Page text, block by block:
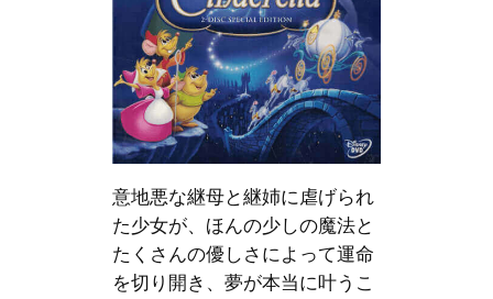
意地悪な継母と継姉に虐げられ
た少女が、ほんの少しの魔法と
たくさんの優しさによって運命
を切り開き、夢が本当に叶うこ